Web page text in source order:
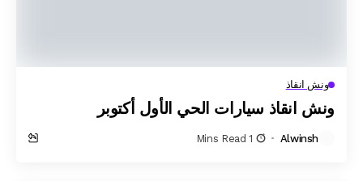
ونش انقاذ
ونش انقاذ سيارات الحي الأول أكتوبر
Alwinsh
1 Mins Read